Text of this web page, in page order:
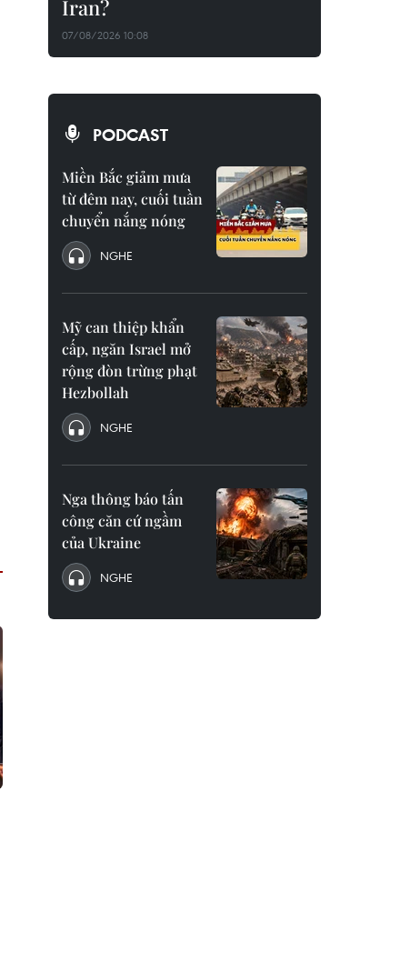
Iran?
07/08/2026 10:08
PODCAST
Miền Bắc giảm mưa
từ đêm nay, cuối tuần
chuyển nắng nóng
NGHE
Mỹ can thiệp khẩn
cấp, ngăn Israel mở
rộng đòn trừng phạt
Hezbollah
NGHE
Nga thông báo tấn
công căn cứ ngầm
của Ukraine
NGHE